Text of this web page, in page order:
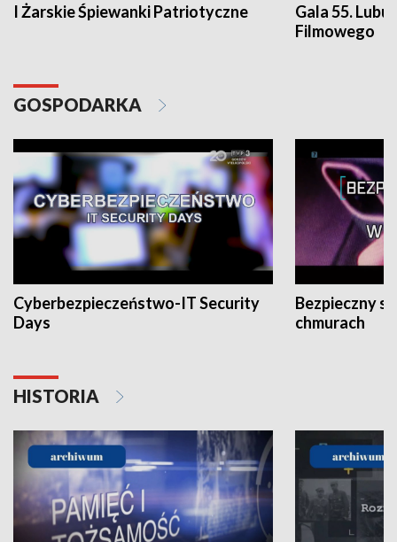
I Żarskie Śpiewanki Patriotyczne
Gala 55.
Filmowego
GOSPODARKA
Cyberbezpieczeństwo-IT Security
Days
Bezpieczny
chmurach
HISTORIA